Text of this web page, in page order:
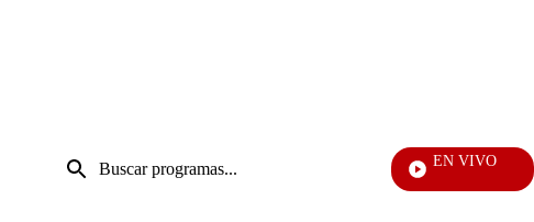
Entrada
de
EN VIVO